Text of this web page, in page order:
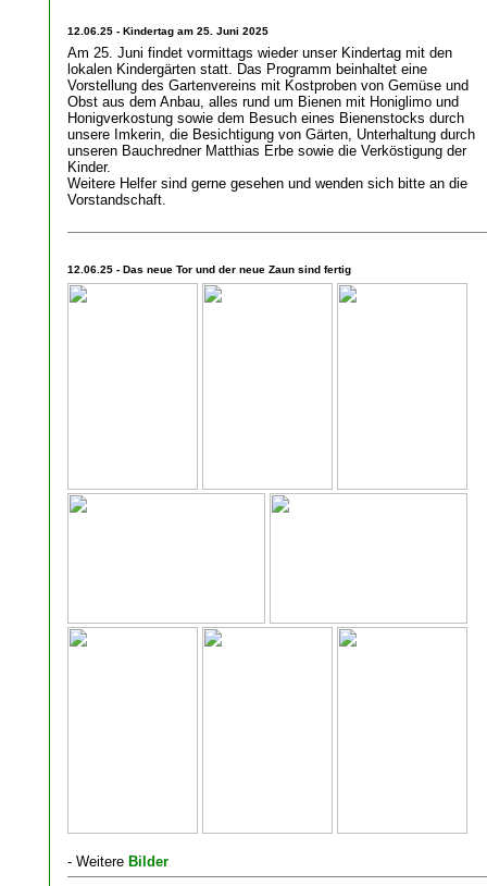
12.06.25 - Kindertag am 25. Juni 2025
Am 25. Juni findet vormittags wieder unser Kindertag mit den
lokalen Kindergärten statt. Das Programm beinhaltet eine
Vorstellung des Gartenvereins mit Kostproben von Gemüse und
Obst aus dem Anbau, alles rund um Bienen mit Honiglimo und
Honigverkostung sowie dem Besuch eines Bienenstocks durch
unsere Imkerin, die Besichtigung von Gärten, Unterhaltung durch
unseren Bauchredner Matthias Erbe sowie die Verköstigung der
Kinder.
Weitere Helfer sind gerne gesehen und wenden sich bitte an die
Vorstandschaft.
12.06.25 - Das neue Tor und der neue Zaun sind fertig
- Weitere Bilder